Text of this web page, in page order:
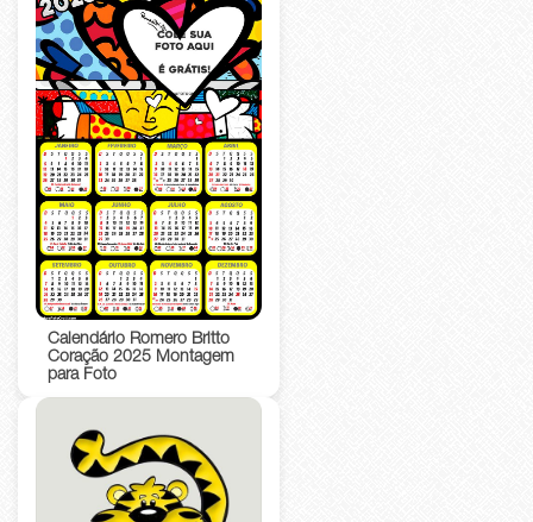
Calendário Romero Britto
Coração 2025 Montagem
para Foto